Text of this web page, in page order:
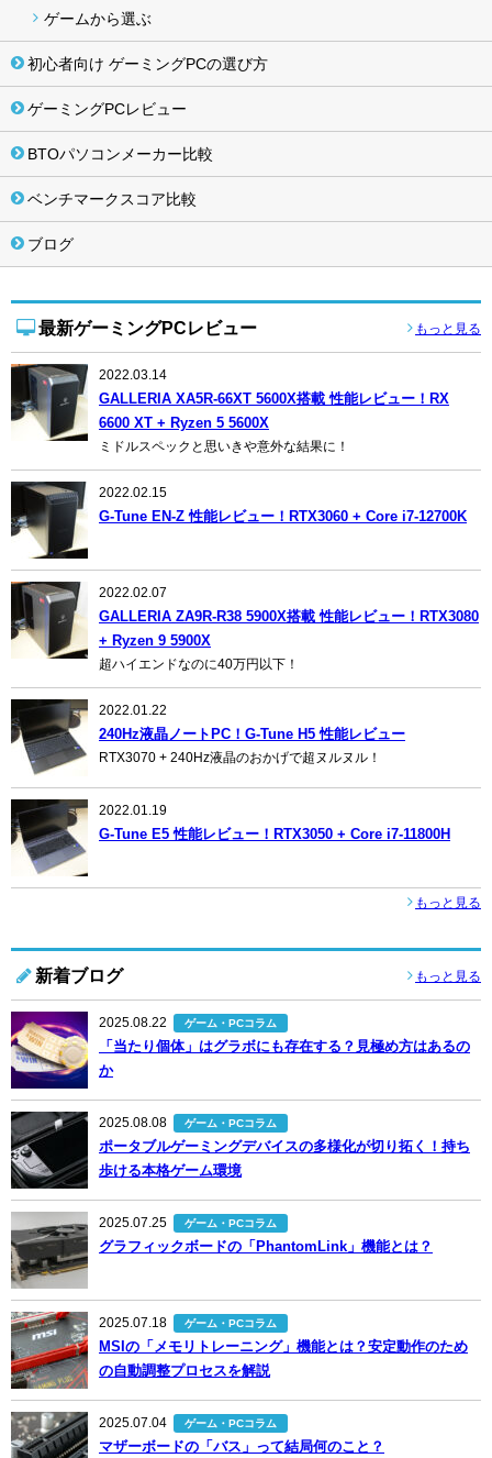
ゲームから選ぶ
初心者向け ゲーミングPCの選び方
ゲーミングPCレビュー
BTOパソコンメーカー比較
ベンチマークスコア比較
ブログ
最新ゲーミングPCレビュー もっと見る
2022.03.14
GALLERIA XA5R-66XT 5600X搭載 性能レビュー！RX
6600 XT + Ryzen 5 5600X
ミドルスペックと思いきや意外な結果に！
2022.02.15
G-Tune EN-Z 性能レビュー！RTX3060 + Core i7-12700K
2022.02.07
GALLERIA ZA9R-R38 5900X搭載 性能レビュー！RTX3080
+ Ryzen 9 5900X
超ハイエンドなのに40万円以下！
2022.01.22
240Hz液晶ノートPC！G-Tune H5 性能レビュー
RTX3070 + 240Hz液晶のおかげで超ヌルヌル！
2022.01.19
G-Tune E5 性能レビュー！RTX3050 + Core i7-11800H
もっと見る
新着ブログ もっと見る
2025.08.22 ゲーム・PCコラム
「当たり個体」はグラボにも存在する？見極め方はあるの
か
2025.08.08 ゲーム・PCコラム
ポータブルゲーミングデバイスの多様化が切り拓く！持ち
歩ける本格ゲーム環境
2025.07.25 ゲーム・PCコラム
グラフィックボードの「PhantomLink」機能とは？
2025.07.18 ゲーム・PCコラム
MSIの「メモリトレーニング」機能とは？安定動作のため
の自動調整プロセスを解説
2025.07.04 ゲーム・PCコラム
マザーボードの「バス」って結局何のこと？